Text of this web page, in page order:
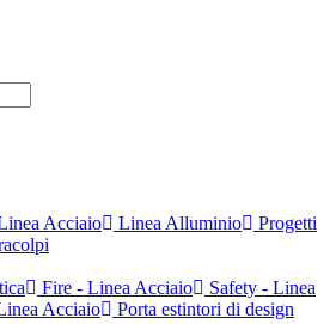
Acciaio Linea Alluminio
Progetti
Fire - Linea Acciaio
Safety - Linea
Acciaio
Porta estintori di design